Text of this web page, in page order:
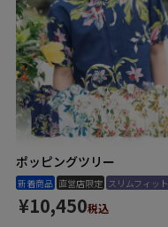
ポッピングツリー
新着商品 直営店限定 スリムフィット
¥10,450税込